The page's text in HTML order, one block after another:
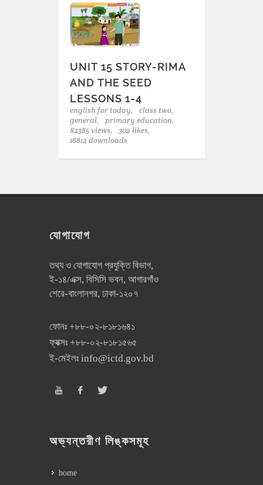
UNIT 15 STORY-RIMA
AND THE SEED
LESSONS 1-4
english for today,
class two,
general,
primary education,
82385 views,
302 likes,
16812 downloads
যোগাযোগ
তথ্য ও যোগাযোগ প্রযুক্তি বিভাগ,
ই-১৪/এক্স, বিসিসি ভবন, আগারগাঁও
শেরে-বাংলানগর, ঢাকা-১২০৭
ফোনঃ +৮৮-০২-৮১৮১৬৪১
ফ্যক্সঃ +৮৮-০২-৮১৮১৫৬৫
ই-মেইলঃ info@ictd.gov.bd
অভ্যন্তরীণ লিঙ্কসমূহ
home